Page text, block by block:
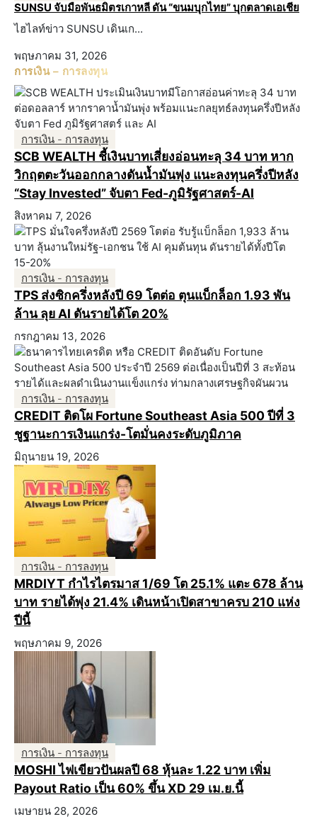
SUNSU จับมือพันธมิตรเกาหลี ดัน “ขนมบุกไทย” บุกตลาดเอเชีย
ไฮไลท์ข่าว SUNSU เดินเก...
พฤษภาคม 31, 2026
การเงิน – การลงทุน
การเงิน - การลงทุน
SCB WEALTH ชี้เงินบาทเสี่ยงอ่อนทะลุ 34 บาท หาก
วิกฤตตะวันออกกลางดันน้ำมันพุ่ง แนะลงทุนครึ่งปีหลัง
“Stay Invested” จับตา Fed-ภูมิรัฐศาสตร์-AI
สิงหาคม 7, 2026
การเงิน - การลงทุน
TPS ส่งซิกครึ่งหลังปี 69 โตต่อ ตุนแบ็กล็อก 1.93 พัน
ล้าน ลุย AI ดันรายได้โต 20%
กรกฎาคม 13, 2026
การเงิน - การลงทุน
CREDIT ติดโผ Fortune Southeast Asia 500 ปีที่ 3
ชูฐานะการเงินแกร่ง-โตมั่นคงระดับภูมิภาค
มิถุนายน 19, 2026
การเงิน - การลงทุน
MRDIYT กำไรไตรมาส 1/69 โต 25.1% แตะ 678 ล้าน
บาท รายได้พุ่ง 21.4% เดินหน้าเปิดสาขาครบ 210 แห่ง
ปีนี้
พฤษภาคม 9, 2026
การเงิน - การลงทุน
MOSHI ไฟเขียวปันผลปี 68 หุ้นละ 1.22 บาท เพิ่ม
Payout Ratio เป็น 60% ขึ้น XD 29 เม.ย.นี้
เมษายน 28, 2026